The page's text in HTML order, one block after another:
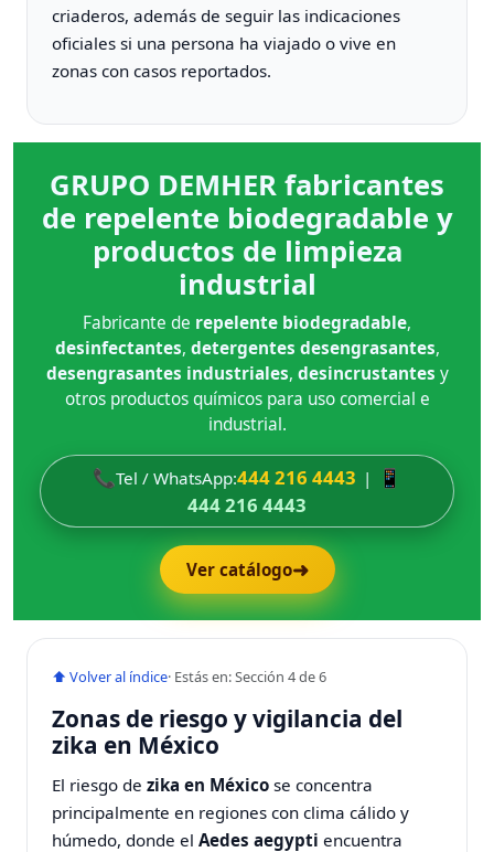
criaderos, además de seguir las indicaciones
oficiales si una persona ha viajado o vive en
zonas con casos reportados.
GRUPO DEMHER fabricantes
de repelente biodegradable y
productos de limpieza
industrial
Fabricante de repelente biodegradable,
desinfectantes, detergentes desengrasantes,
desengrasantes industriales, desincrustantes y
otros productos químicos para uso comercial e
industrial.
📞Tel / WhatsApp:444 216 4443 |
📱
444 216 4443
Ver catálogo➜
⬆ Volver al índice· Estás en: Sección 4 de 6
Zonas de riesgo y vigilancia del
zika en México
El riesgo dezika en México se concentra
principalmente en regiones con clima cálido y
húmedo, donde elAedes aegypti encuentra